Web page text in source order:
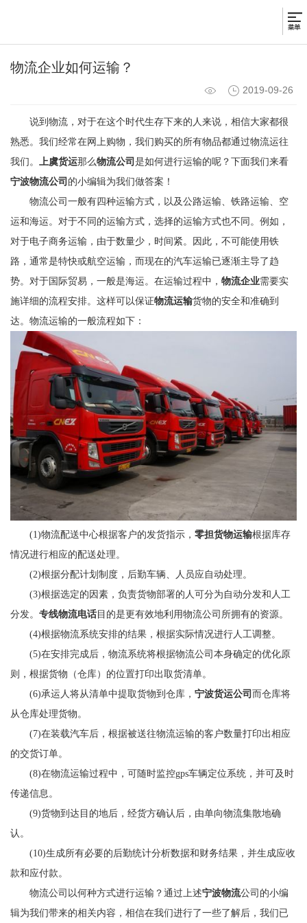
物流企业如何运输？
2019-09-26
说到物流，对于在这个时代生存下来的人来说，相信大家都很
熟悉。我们经常在网上购物，我们购买的所有物品都通过物流运往
我们。
上虞货运那么物流公司 是如何进行运输的呢？下面我们来看
宁波物流公司 的小编辑为我们做答案！
物流公司一般有四种运输方式，以及公路运输、铁路运输、空
运和海运。对于不同的运输方式，选择的运输方式也不同。例如，
对于电子商务运输，由于数量少，时间紧。因此，不可能使用铁
路，通常是特快或航空运输，而现在的汽车运输已逐渐主导了趋
势。对于国际贸易，一般是海运。在运输过程中， 物流企业需要实
施详细的流程安排。这样可以保证物流运输货物的安全和准确到
达。物流运输的一般流程如下：
(1)物流配送中心根据客户的发货指示， 零担货物运输根据库存
情况进行相应的配送处理。
(2)根据分配计划制度，后勤车辆、人员应自动处理。
(3)根据选定的因素，负责货物部署的人可分为自动分发和人工
分发。 专线物流电话 目的是更有效地利用物流公司所拥有的资源。
(4)根据物流系统安排的结果，根据实际情况进行人工调整。
(5)在安排完成后，物流系统将根据物流公司本身确定的优化原
则，根据货物（仓库）的位置打印出取货清单。
(6)承运人将从清单中提取货物到仓库， 宁波货运公司 而仓库将
从仓库处理货物。
(7)在装载汽车后，根据被送往物流运输的客户数量打印出相应
的交货订单。
(8)在物流运输过程中，可随时监控gps车辆定位系统，并可及时
传递信息。
(9)货物到达目的地后，经货方确认后，由单向物流集散地确
认。
(10)生成所有必要的后勤统计分析数据和财务结果，并生成应收
款和应付款。
物流公司以何种方式进行运输？通过上述宁波物流公司的小编
辑为我们带来的相关内容，相信在我们进行了一些了解后，我们已